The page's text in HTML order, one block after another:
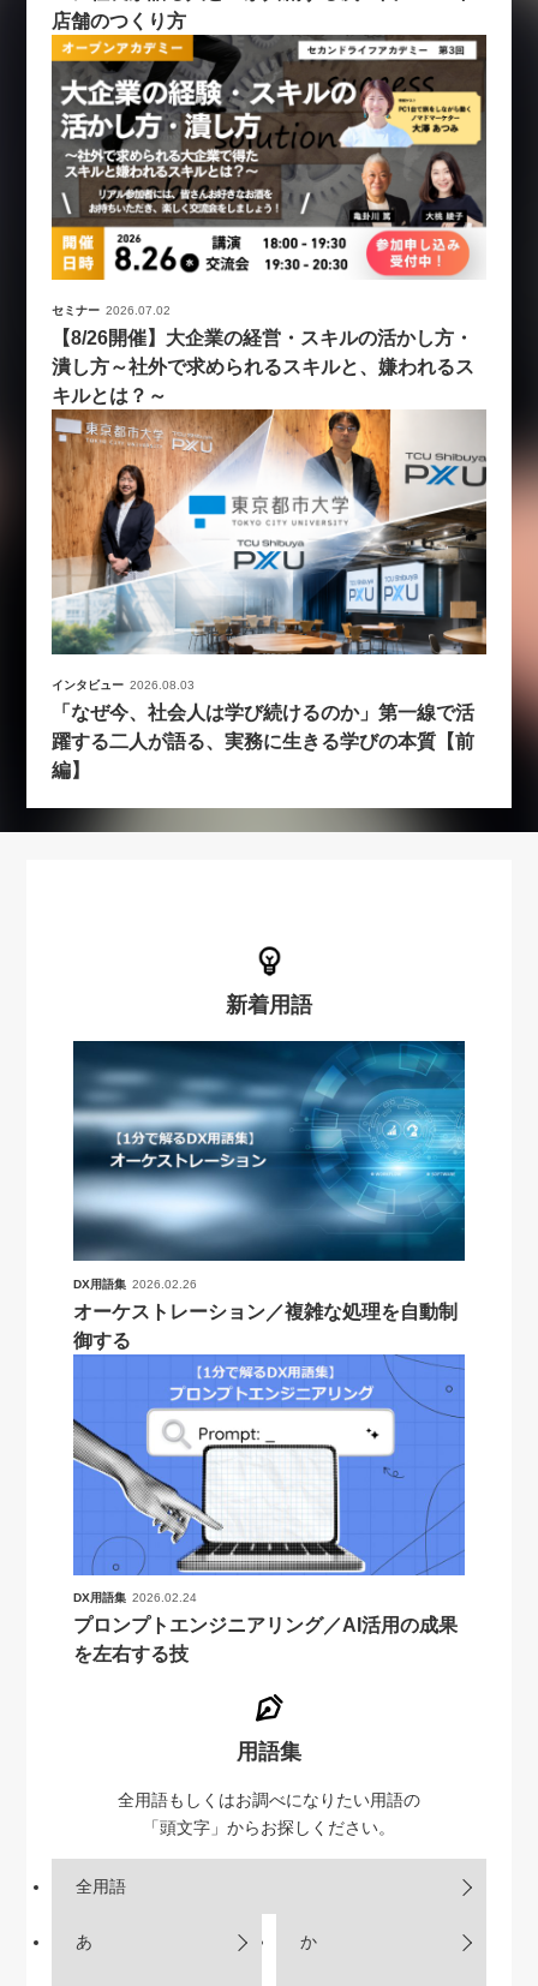
店舗のつくり方
セミナー 2026.07.02
【8/26開催】大企業の経営・スキルの活かし方・
潰し方～社外で求められるスキルと、嫌われるス
キルとは？～
インタビュー 2026.08.03
「なぜ今、社会人は学び続けるのか」第一線で活
躍する二人が語る、実務に生きる学びの本質【前
編】
新着用語
DX用語集 2026.02.26
オーケストレーション／複雑な処理を自動制
御する
DX用語集 2026.02.24
プロンプトエンジニアリング／AI活用の成果
を左右する技
用語集
全用語もしくはお調べになりたい用語の
「頭文字」からお探しください。
全用語
あ か